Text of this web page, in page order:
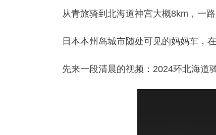
从青旅骑到北海道神宫大概8km，一
日本本州岛城市随处可见的妈妈车，
先来一段清晨的视频：2024环北海道